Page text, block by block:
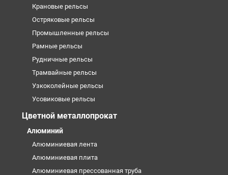
Крановые рельсы
Остряковые рельсы
Промышленные рельсы
Рамные рельсы
Рудничные рельсы
Трамвайные рельсы
Узкоколейные рельсы
Усовиковые рельсы
Цветной металлопрокат
Алюминий
Алюминиевая лента
Алюминиевая плита
Алюминиевая прессованная труба